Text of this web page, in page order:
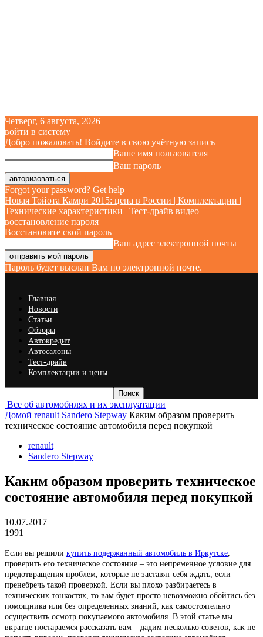
Четверг, 6 августа, 2026
войти в систему
Добро пожаловать! Войдите в свою учётную запись
Ваше имя пользователя
Ваш пароль
Forgot your password? Get help
Новая Тойота Камри 2015: цена в России | Комплектации |
Технические характеристики | Тест-драйв видео
восстановление пароля
Восстановите свой пароль
Ваш адрес электронной почты
Пароль будет выслан Вам по электронной почте.
Главная
Новости
Статьи
Обзоры
Автокредит
Автосалоны
Тест-драйв
Комплектации и цены
Все об автомобилях и их эксплуатации
Домой renault Sandero Stepway Каким образом проверить
техническое состояние автомобиля перед покупкой
renault
Sandero Stepway
Каким образом проверить техническое
состояние автомобиля перед покупкой
10.07.2017
1991
Если вы решили купить подержанный автомобиль в Иркутске
проверить его техническое состояние – это непременное условие для
предотвращения проблем, которые не заставят себя ждать, если
пренебречь такой проверкой. Если вы плохо разбираетесь в
технических тонкостях, то вам будет просто невозможно обойтись без
помощника или без определенных знаний, как самостоятельно
осуществить осмотр покупаемого автомобиля. В этой статье мы
вкратце постараемся рассказать вам – дадим несколько советов, как не